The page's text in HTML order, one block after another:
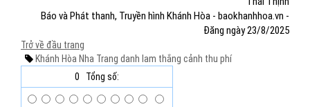
Báo và Phát thanh, Truyền hình Khánh Hòa - baokhanhhoa.vn -
Đăng ngày 23/8/2025
Trở về đầu trang
Khánh Hòa Nha Trang danh lam thắng cảnh thu phí
0
Tổng số: